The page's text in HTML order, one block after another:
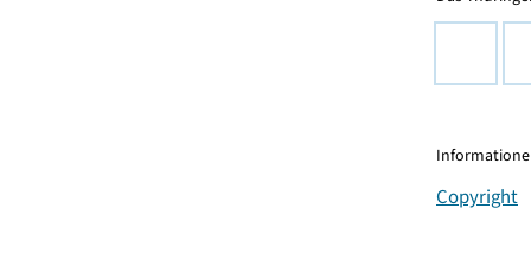
Copyright